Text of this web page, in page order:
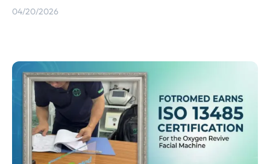
04/20/2026